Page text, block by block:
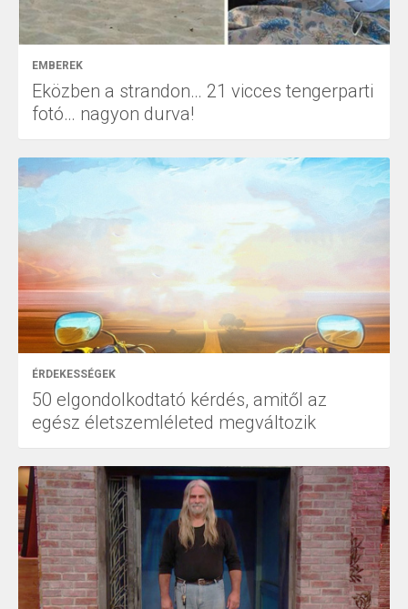
EMBEREK
Eközben a strandon… 21 vicces tengerparti
fotó… nagyon durva!
ÉRDEKESSÉGEK
50 elgondolkodtató kérdés, amitől az
egész életszemléleted megváltozik